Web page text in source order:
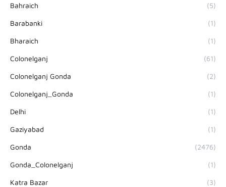
Bahraich (5)
Barabanki (1)
Bharaich (1)
Colonelganj (61)
Colonelganj Gonda (2)
Colonelganj_Gonda (1)
Delhi (1)
Gaziyabad (1)
Gonda (2476)
Gonda_Colonelganj (1)
Katra Bazar (3)